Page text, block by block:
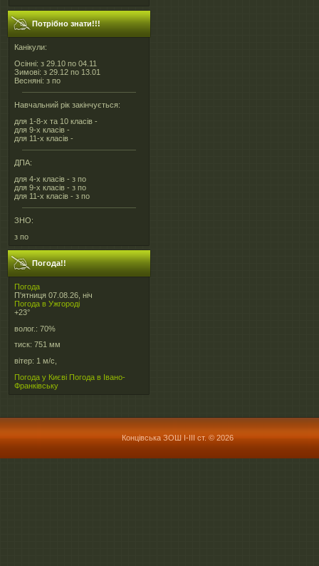
Потрібно знати!!!
Канікули:
Осінні: з 29.10 по 04.11
Зимові: з 29.12 по 13.01
Весняні: з по
Навчальний рік закінчується:
для 1-8-х та 10 класів -
для 9-х класів -
для 11-х класів -
ДПА:
для 4-х класів - з по
для 9-х класів - з по
для 11-х класів - з по
ЗНО:
з по
Погода!!
Погода
П'ятниця 07.08.26, ніч
Погода в Ужгороді
+23°
волог.: 70%
тиск: 751 мм
вітер: 1 м/с,
Погода у Києві Погода в Івано-
Франківську
Концівська ЗОШ І-ІІІ ст. © 2026